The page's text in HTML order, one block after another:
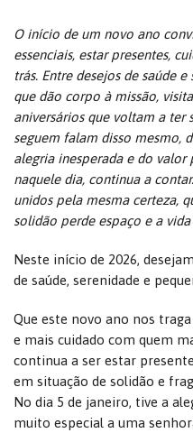
O início de um novo ano
essenciais, estar presentes,
trás. Entre desejos de saúde
que dão corpo à missão,
aniversários que voltam a ter
seguem falam disso mesmo,
alegria inesperada e do
naquele dia, continua a
unidos pela mesma certeza,
solidão perde espaço e a vida
Neste início de 2026,
de saúde, serenidade e
Que este novo ano nos
e mais cuidado com quem
continua a ser estar
em situação de solidão e
No dia 5 de janeiro, tive a
muito especial a uma